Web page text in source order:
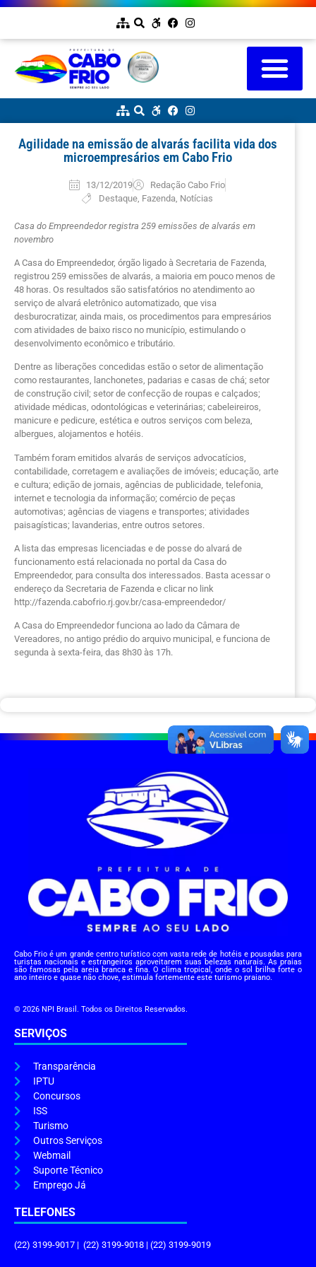
Agilidade na emissão de alvarás facilita vida dos
microempresários em Cabo Frio
13/12/2019
Redação Cabo Frio
Destaque, Fazenda Notícias
Casa do Empreendedor registra 259 emissões de alvarás em
novembro
A Casa do Empreendedor, órgão ligado à Secretaria de Fazenda,
registrou 259 emissões de alvarás, a maioria em pouco menos de
48 horas. Os resultados são satisfatórios no atendimento ao
serviço de alvará eletrônico automatizado, que visa
desburocratizar, ainda mais, os procedimentos para empresários
com atividades de baixo risco no município, estimulando o
desenvolvimento econômico e tributário.
Dentre as liberações concedidas estão o setor de alimentação
como restaurantes, lanchonetes, padarias e casas de chá; setor
de construção civil; setor de confecção de roupas e calçados;
atividade médicas, odontológicas e veterinárias; cabeleireiros,
manicure e pedicure, estética e outros serviços com beleza,
albergues, alojamentos e hotéis.
Também foram emitidos alvarás de serviços advocatícios,
contabilidade, corretagem e avaliações de imóveis; educação, arte
e cultura; edição de jornais, agências de publicidade, telefonia,
internet e tecnologia da informação; comércio de peças
automotivas; agências de viagens e transportes; atividades
paisagísticas; lavanderias, entre outros setores.
A lista das empresas licenciadas e de posse do alvará de
funcionamento está relacionada no portal da Casa do
Empreendedor, para consulta dos interessados. Basta acessar o
endereço da Secretaria de Fazenda e clicar no link
http://fazenda.cabofrio.rj.gov.br/casa-empreendedor/
A Casa do Empreendedor funciona ao lado da Câmara de
Vereadores, no antigo prédio do arquivo municipal, e funciona de
segunda à sexta-feira, das 8h30 às 17h.
Cabo Frio é um grande centro turístico com vasta rede de hotéis e pousadas para
turistas nacionais e estrangeiros aproveitarem suas belezas naturais. As praias
são famosas pela areia branca e fina. O clima tropical, onde o sol brilha forte o
ano inteiro e quase não chove, estimula fortemente este turismo praiano.
© 2026 NPI Brasil. Todos os Direitos Reservados.
SERVIÇOS
Transparência
IPTU
Concursos
ISS
Turismo
Outros Serviços
Webmail
Suporte Técnico
Emprego Já
TELEFONES
(22) 3199-9017 | (22) 3199-9018 | (22) 3199-9019